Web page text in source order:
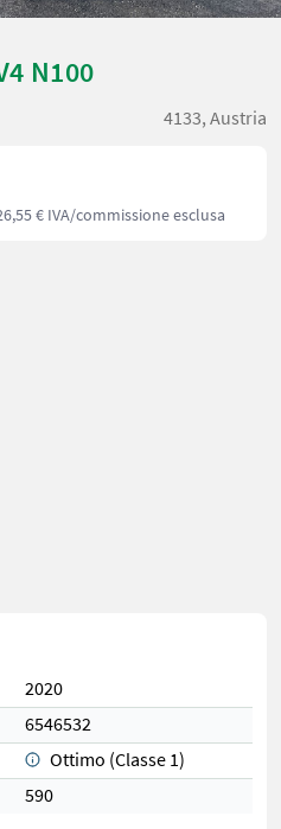
N100
4133, Austria
€ IVA/commissione esclusa
2020
6546532
Ottimo (Classe 1)
590